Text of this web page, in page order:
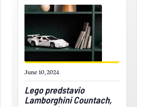
June 10, 2024
Lego predstavio
Lamborghini Countach,